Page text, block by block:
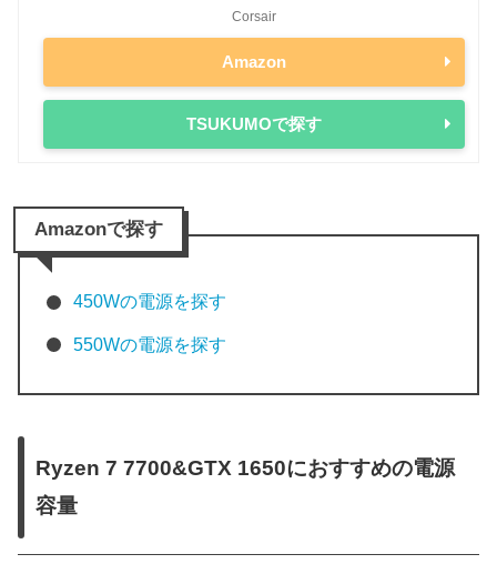
Corsair
Amazon
TSUKUMOで探す
Amazonで探す
450Wの電源を探す
550Wの電源を探す
Ryzen 7 7700&GTX 1650におすすめの電源
容量